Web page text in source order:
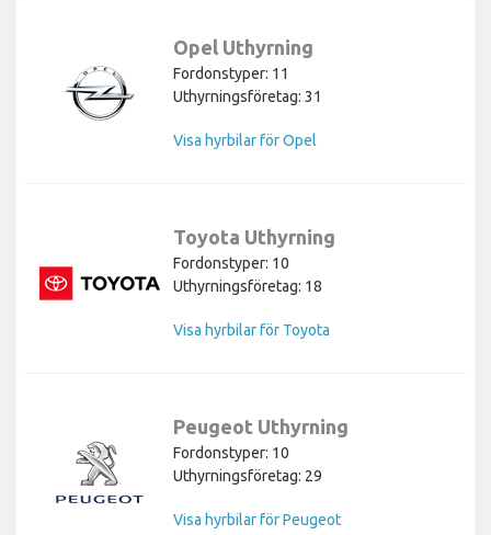
Opel Uthyrning
Fordonstyper: 11
Uthyrningsföretag: 31
Visa hyrbilar för Opel
Toyota Uthyrning
Fordonstyper: 10
Uthyrningsföretag: 18
Visa hyrbilar för Toyota
Peugeot Uthyrning
Fordonstyper: 10
Uthyrningsföretag: 29
Visa hyrbilar för Peugeot